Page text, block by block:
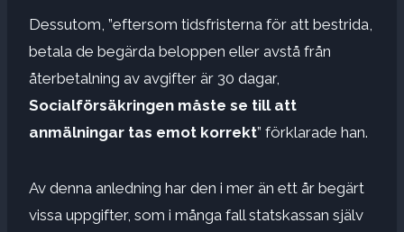
Dessutom, ”eftersom tidsfristerna för att bestrida,
betala de begärda beloppen eller avstå från
återbetalning av avgifter är 30 dagar,
Socialförsäkringen måste se till att
anmälningar tas emot korrekt” förklarade han.
Av denna anledning har den i mer än ett år begärt
vissa uppgifter, som i många fall statskassan själv